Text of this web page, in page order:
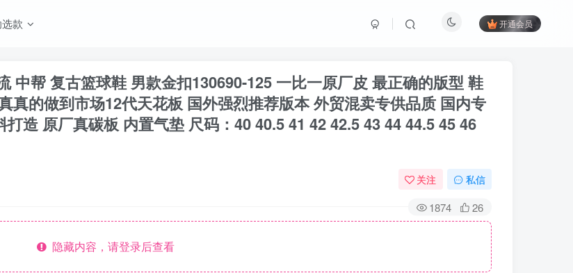
款 开通会员
中帮 复古篮球鞋 男款金扣130690-125 一比一原厂皮 最正确的版型 鞋
真的做到市场12代天花板 国外强烈推荐版本 外贸混卖专供品质 国内专
造 原厂真碳板 内置气垫 尺码：40 40.5 41 42 42.5 43 44 44.5 45 46
关注 私信
1874 26
隐藏内容，请登录后查看